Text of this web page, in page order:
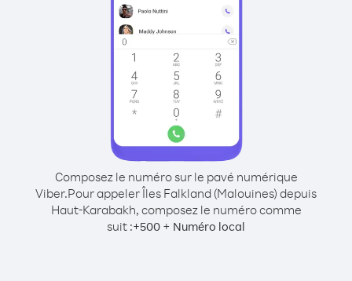
Composez le numéro sur le pavé numérique
Viber.Pour appeler Îles Falkland (Malouines) depuis
Haut-Karabakh, composez le numéro comme
suit :+500 + Numéro local